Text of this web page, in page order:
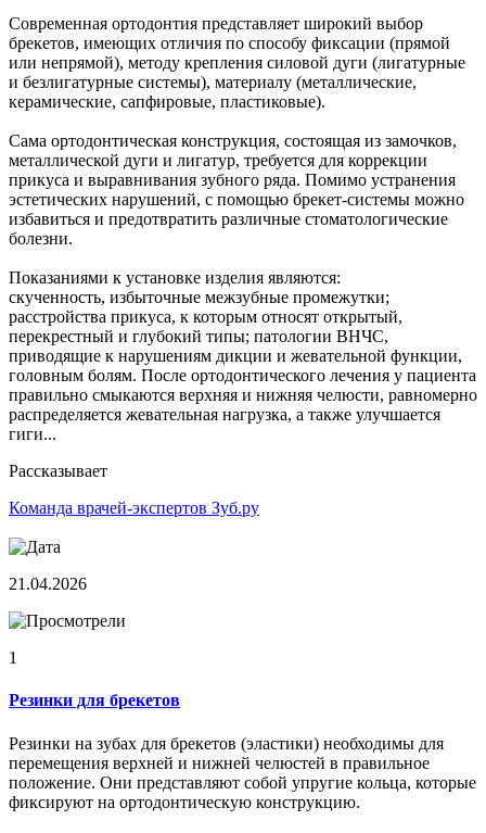
Современная ортодонтия представляет широкий выбор
брекетов, имеющих отличия по способу фиксации (прямой
или непрямой), методу крепления силовой дуги (лигатурные
и безлигатурные системы), материалу (металлические,
керамические, сапфировые, пластиковые).
Сама ортодонтическая конструкция, состоящая из замочков,
металлической дуги и лигатур, требуется для коррекции
прикуса и выравнивания зубного ряда. Помимо устранения
эстетических нарушений, с помощью брекет-системы можно
избавиться и предотвратить различные стоматологические
болезни.
Показаниями к установке изделия являются:
скученность, избыточные межзубные промежутки;
расстройства прикуса, к которым относят открытый,
перекрестный и глубокий типы; патологии ВНЧС,
приводящие к нарушениям дикции и жевательной функции,
головным болям. После ортодонтического лечения у пациента
правильно смыкаются верхняя и нижняя челюсти, равномерно
распределяется жевательная нагрузка, а также улучшается
гиги...
Рассказывает
Команда врачей-экспертов Зуб.ру
21.04.2026
1
Резинки для брекетов
Резинки на зубах для брекетов (эластики) необходимы для
перемещения верхней и нижней челюстей в правильное
положение. Они представляют собой упругие кольца, которые
фиксируют на ортодонтическую конструкцию.